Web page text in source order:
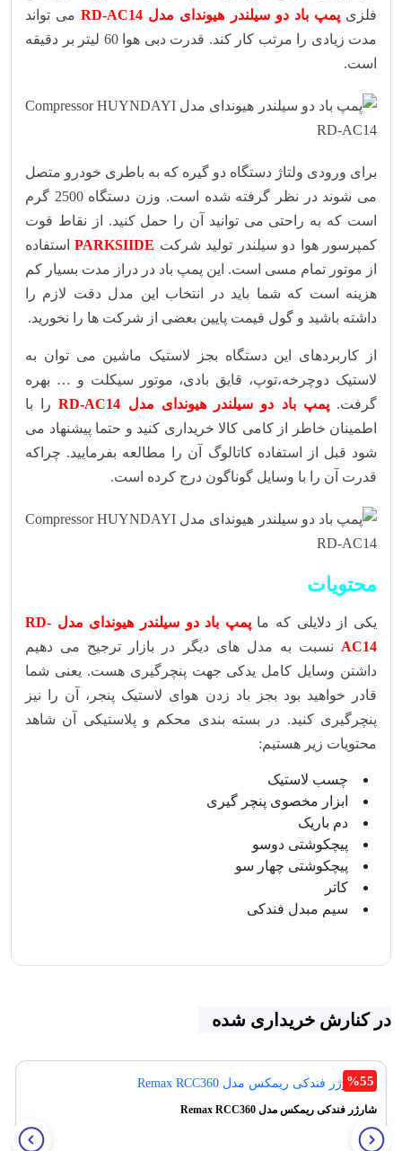
فلزیپمپ باد دو سیلندر هیوندای مدل RD-AC14
می تواند
مدت زیادی را مرتب کار کند. قدرت دبی هوا 60 لیتر بر دقیقه
است.
برای ورودی ولتاژ دستگاه دو گیره که به باطری خودرو متصل
می شوند در نظر گرفته شده است. وزن دستگاه 2500 گرم
است که به راحتی می توانید آن را حمل کنید. از نقاط قوت
کمپرسور هوا دو سیلندر تولید شرکت PARKSIIDE
استفاده
از موتور تمام مسی است. این پمپ باد در دراز مدت بسیار کم
هزینه است که شما باید در انتخاب این مدل دقت لازم را
داشته باشید و گول قیمت پایین بعضی از شرکت ها را نخورید.
از کاربردهای این دستگاه بجز لاستیک ماشین می توان به
لاستیک دوچرخه،توپ، قایق بادی، موتور سیکلت و … بهره
گرفت.پمپ باد دو سیلندر هیوندای مدل RD-AC14
را با
اطمینان خاطر از کامی کالا خریداری کنید و حتما پیشنهاد می
شود قبل از استفاده کاتالوگ آن را مطالعه بفرمایید. چراکه
قدرت آن را با وسایل گوناگون درج کرده است.
محتویات
یکی از دلایلی که ما
پمپ باد دو سیلندر هیوندای مدل RD-
AC14 نسبت به مدل های دیگر در بازار ترجیح می دهیم
داشتن وسایل کامل یدکی جهت پنچرگیری هست. یعنی شما
قادر خواهید بود بجز باد زدن هوای لاستیک پنجر، آن را نیز
پنچرگیری کنید. در بسته بندی محکم و پلاستیکی آن شاهد
محتویات زیر هستیم:
چسب لاستیک
ابزار مخصوی پنچر گیری
دم باریک
پیچکوشتی دوسو
پیچکوشتی چهار سو
کاتر
سیم مبدل فندکی
در کنارش خریداری شده
%55
شارژر فندکی ریمکس مدل Remax RCC360